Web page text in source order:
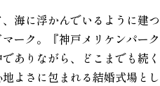
海に浮かんでいるように建つ
ーク。『神戸メリケンパーク
ありながら、どこまでも続く
よさに包まれる結婚式場とし